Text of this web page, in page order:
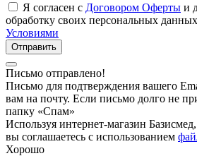
Я согласен с Договором Оферты и
обработку своих персональных
Условиями
Отправить
Письмо отправлено!
Письмо для подтверждения вашего
вам на почту. Если письмо долго не
папку «Спам»
Используя интернет-магазин Базисмед,
вы соглашаетесь с использованием
Хорошо